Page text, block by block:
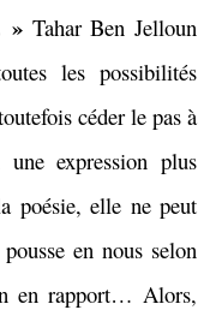
» Tahar Ben Jelloun
les possibilités
céder le pas à
expression plus
poésie, elle ne peut
en nous selon
en rapport… Alors,